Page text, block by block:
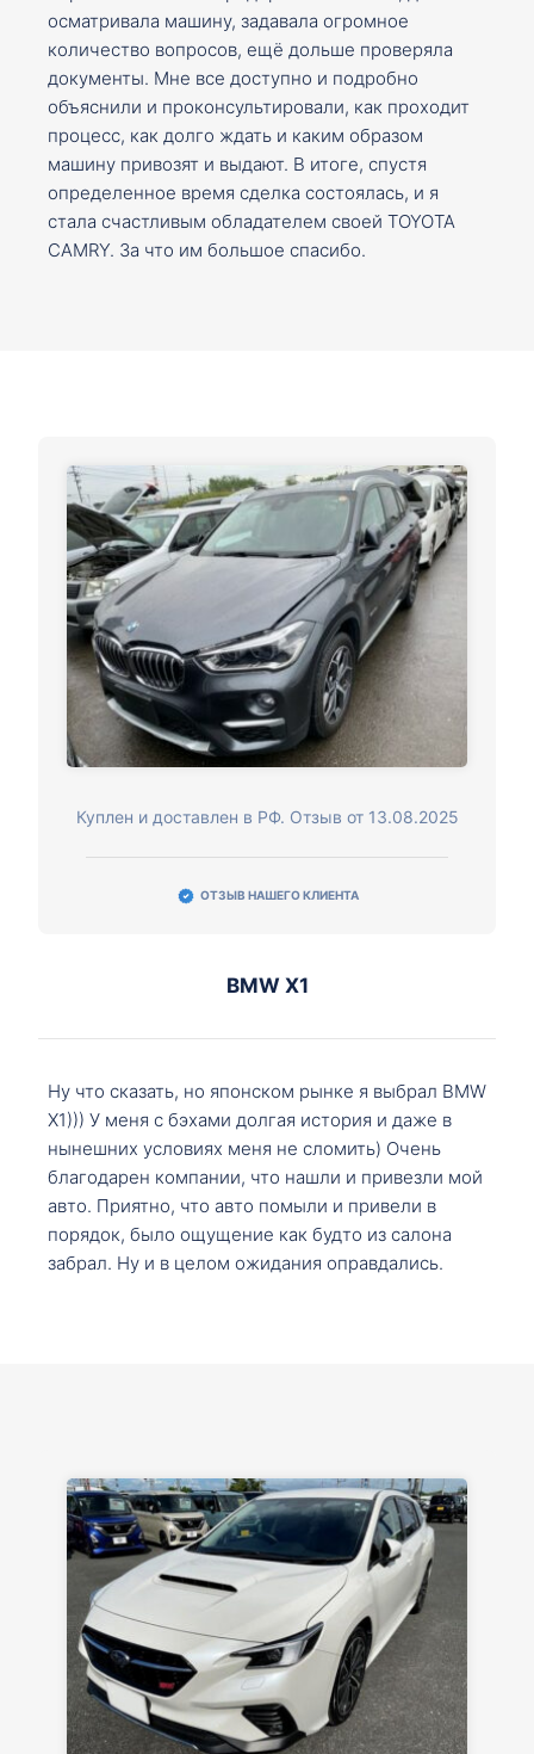
осматривала машину, задавала огромное
количество вопросов, ещё дольше проверяла
документы. Мне все доступно и подробно
объяснили и проконсультировали, как проходит
процесс, как долго ждать и каким образом
машину привозят и выдают. В итоге, спустя
определенное время сделка состоялась, и я
стала счастливым обладателем своей TOYOTA
CAMRY. За что им большое спасибо.
Куплен и доставлен в РФ. Отзыв от 13.08.2025
ОТЗЫВ НАШЕГО КЛИЕНТА
BMW X1
Ну что сказать, но японском рынке я выбрал BMW
X1))) У меня с бэхами долгая история и даже в
нынешних условиях меня не сломить) Очень
благодарен компании, что нашли и привезли мой
авто. Приятно, что авто помыли и привели в
порядок, было ощущение как будто из салона
забрал. Ну и в целом ожидания оправдались.